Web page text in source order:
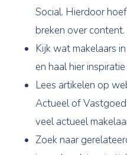
Social. Hierdoor
breken over content.
Kijk wat makelaars
en haal hier inspiratie
Lees artikelen op
Actueel of Vastgoed
veel actueel
Zoek naar